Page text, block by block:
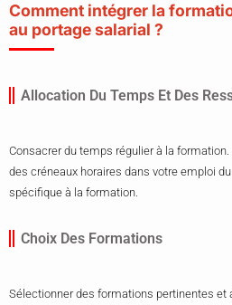
Comment intégrer la
au portage salarial ?
Allocation Du Temps Et Des
Consacrer du temps régulier à la
des créneaux horaires dans votre emploi
spécifique à la formation.
Choix Des Formations
Sélectionner des formations pertinentes et